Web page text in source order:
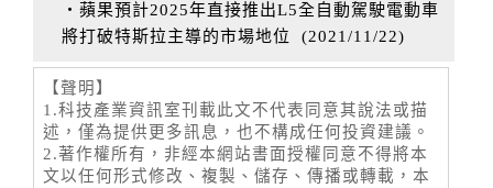
‧蘋果預計2025年直接推出L5全自動駕駛電動車
將打破特斯拉主導的市場地位
(2021/11/22)
【聲明】
1.科技產業資訊室刊載此文不代表同意其說法或描
述，僅為提供更多訊息，也不構成任何投資建議。
2.著作權所有，非經本網站書面授權同意不得將本
文以任何形式修改、複製、儲存、傳播或轉載，本